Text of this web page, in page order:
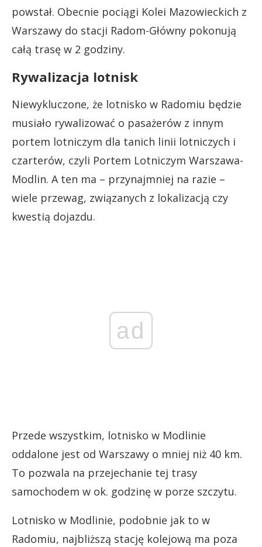
powstał. Obecnie pociągi Kolei Mazowieckich z
Warszawy do stacji Radom-Główny pokonują
całą trasę w 2 godziny.
Rywalizacja lotnisk
Niewykluczone, że lotnisko w Radomiu będzie
musiało rywalizować o pasażerów z innym
portem lotniczym dla tanich linii lotniczych i
czarterów, czyli Portem Lotniczym Warszawa-
Modlin. A ten ma – przynajmniej na razie –
wiele przewag, związanych z lokalizacją czy
kwestią dojazdu.
ad
Przede wszystkim, lotnisko w Modlinie
oddalone jest od Warszawy o mniej niż 40 km.
To pozwala na przejechanie tej trasy
samochodem w ok. godzinę w porze szczytu.
Lotnisko w Modlinie, podobnie jak to w
Radomiu, najbliższą stację kolejową ma poza